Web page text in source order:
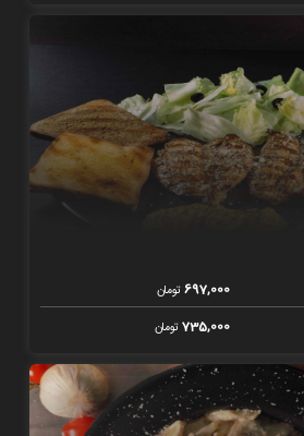
697,000تومان
735,000تومان